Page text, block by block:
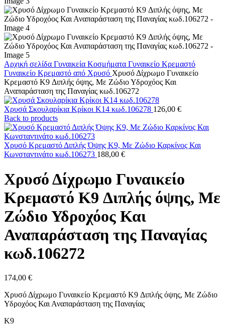
Αρχική σελίδα Γυναικεία Κοσμήματα Γυναικείο Κρεμαστό
Γυναικείο Κρεμαστό από Χρυσό Χρυσό Δίχρωμο Γυναικείο
Κρεμαστό K9 Διπλής όψης, Με Ζώδιο Υδροχόος Και
Αναπαράσταση της Παναγίας κωδ.106272
Χρυσά Σκουλαρίκια Κρίκοι Κ14 κωδ.106278 126,00 €
Back to products
Χρυσό Κρεμαστό Διπλής Όψης Κ9, Με Ζώδιο Καρκίνος Και
Κωνσταντινάτο κωδ.106273 188,00 €
Χρυσό Δίχρωμο Γυναικείο
Κρεμαστό K9 Διπλής όψης, Με
Ζώδιο Υδροχόος Και
Αναπαράσταση της Παναγίας
κωδ.106272
174,00 €
Χρυσό Δίχρωμο Γυναικείο Κρεμαστό K9 Διπλής όψης, Με Ζώδιο
Υδροχόος Και Αναπαράσταση της Παναγίας
Κ9